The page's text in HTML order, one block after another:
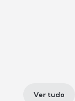
Ver tudo